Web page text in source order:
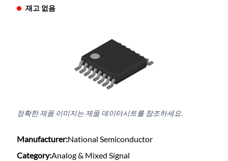
재고 없음
정확한 제품 이미지는 제품 데이터시트를 참조하세요.
Manufacturer:National Semiconductor
Category:Analog & Mixed Signal